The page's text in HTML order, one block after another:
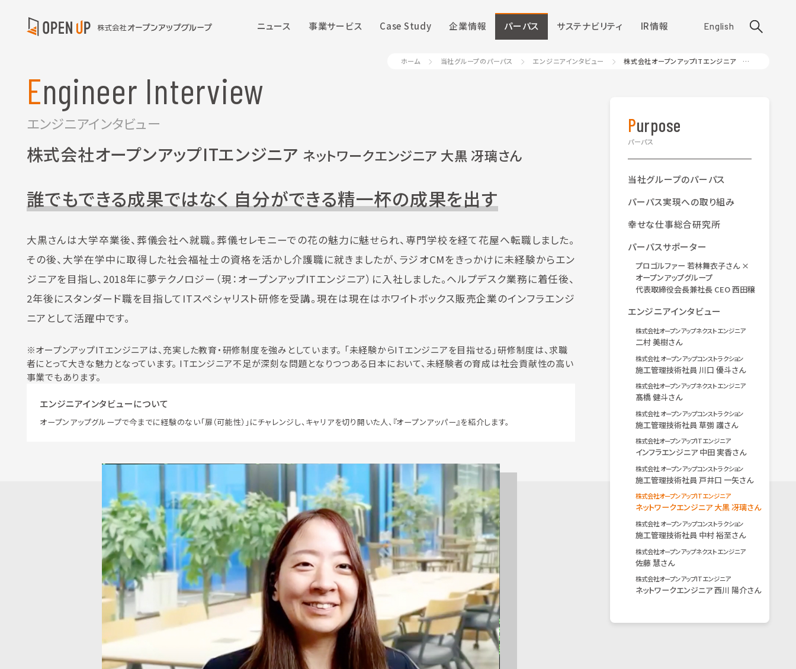
ニュース 事業サービス Case Study 企業情報 パーパス サステナビリティ IR情報 English
ホーム 当社グループのパーパス エンジニアインタビュー 株式会社オープンアップITエンジニア ネットワークエンジニア 大黒 冴璃さん
Engineer Interview
エンジニアインタビュー
株式会社オープンアップITエンジニア ネットワークエンジニア 大黒 冴璃さん
誰でもできる成果ではなく 自分ができる精一杯の成果を出す
大黒さんは大学卒業後、葬儀会社へ就職。葬儀セレモニーでの花の魅力に魅せられ、専門学校を経て花屋へ転職しました。
その後、大学在学中に取得した社会福祉士の資格を活かし介護職に就きましたが、ラジオCMをきっかけに未経験からエン
ジニアを目指し、2018年に夢テクノロジー（現：オープンアップITエンジニア）に入社しました。ヘルプデスク業務に着任後、
2年後にスタンダード職を目指してITスペシャリスト研修を受講。現在は現在はホワイトボックス販売企業のインフラエンジ
ニアとして活躍中です。
※オープンアップITエンジニアは、充実した教育・研修制度を強みとしています。 「未経験からITエンジニアを目指せる」研修制度は、求職
者にとって大きな魅力となっています。 ITエンジニア不足が深刻な問題となりつつある日本において、未経験者の育成は社会貢献性の高い
事業でもあります。
エンジニアインタビューについて
オープンアップグループで今までに経験のない「扉（可能性）」にチャレンジし、キャリアを切り開いた人、『オープンアッパー』を紹介します。
Purpose
パーパス
当社グループのパーパス
パーパス実現への取り組み
幸せな仕事総合研究所
パーパスサポーター
プロゴルファー 若林舞衣子さん ×
オープンアップグループ
代表取締役会長兼社長 CEO 西田穣
エンジニアインタビュー
株式会社オープンアップネクストエンジニア
二村 美樹さん
株式会社 オープンアップコンストラクション
施工管理技術社員 川口 優斗さん
株式会社オープンアップネクストエンジニア
髙橋 健斗さん
株式会社 オープンアップコンストラクション
施工管理技術社員 草彅 護さん
株式会社オープンアップITエンジニア
インフラエンジニア 中田 実香さん
株式会社 オープンアップコンストラクション
施工管理技術社員 戸井口 一矢さん
株式会社オープンアップITエンジニア
ネットワークエンジニア 大黒 冴璃さん
株式会社 オープンアップコンストラクション
施工管理技術社員 中村 裕至さん
株式会社オープンアップネクストエンジニア
佐藤 慧さん
株式会社オープンアップITエンジニア
ネットワークエンジニア 西川 陽介さん